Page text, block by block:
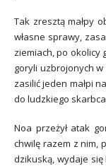
Tak zresztą małpy
własne sprawy,
ziemiach, po okolicy
goryli uzbrojonych
zasilić jeden małpi
do ludzkiego
Noa przeżył atak
chwilę razem z nim,
dzikuską, wydaje